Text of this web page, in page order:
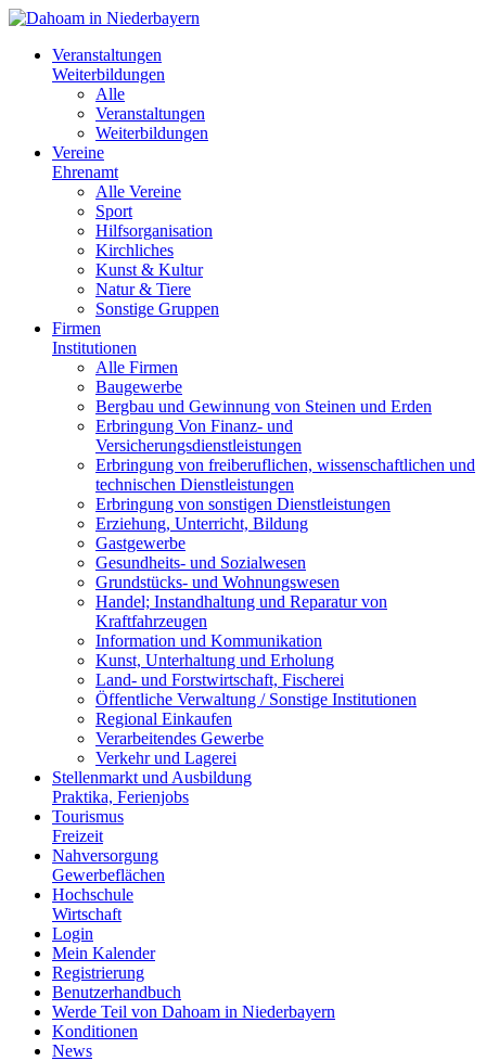
Veranstaltungen
Weiterbildungen
Alle
Veranstaltungen
Weiterbildungen
Vereine
Ehrenamt
Alle Vereine
Sport
Hilfsorganisation
Kirchliches
Kunst & Kultur
Natur & Tiere
Sonstige Gruppen
Firmen
Institutionen
Alle Firmen
Baugewerbe
Bergbau und Gewinnung von Steinen und Erden
Erbringung Von Finanz- und
Versicherungsdienstleistungen
Erbringung von freiberuflichen, wissenschaftlichen und
technischen Dienstleistungen
Erbringung von sonstigen Dienstleistungen
Erziehung, Unterricht, Bildung
Gastgewerbe
Gesundheits- und Sozialwesen
Grundstücks- und Wohnungswesen
Handel; Instandhaltung und Reparatur von
Kraftfahrzeugen
Information und Kommunikation
Kunst, Unterhaltung und Erholung
Land- und Forstwirtschaft, Fischerei
Öffentliche Verwaltung / Sonstige Institutionen
Regional Einkaufen
Verarbeitendes Gewerbe
Verkehr und Lagerei
Stellenmarkt und Ausbildung
Praktika, Ferienjobs
Tourismus
Freizeit
Nahversorgung
Gewerbeflächen
Hochschule
Wirtschaft
Login
Mein Kalender
Registrierung
Benutzerhandbuch
Werde Teil von Dahoam in Niederbayern
Konditionen
News